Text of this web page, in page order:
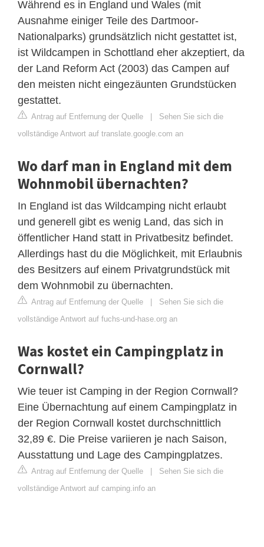
Während es in England und Wales (mit
Ausnahme einiger Teile des Dartmoor-
Nationalparks) grundsätzlich nicht gestattet ist,
ist Wildcampen in Schottland eher akzeptiert, da
der Land Reform Act (2003) das Campen auf
den meisten nicht eingezäunten Grundstücken
gestattet.
Antrag auf Entfernung der Quelle | Sehen Sie sich die
vollständige Antwort auf translate.google.com an
Wo darf man in England mit dem
Wohnmobil übernachten?
In England ist das Wildcamping nicht erlaubt
und generell gibt es wenig Land, das sich in
öffentlicher Hand statt in Privatbesitz befindet.
Allerdings hast du die Möglichkeit, mit Erlaubnis
des Besitzers auf einem Privatgrundstück mit
dem Wohnmobil zu übernachten.
Antrag auf Entfernung der Quelle | Sehen Sie sich die
vollständige Antwort auf fuchs-und-hase.org an
Was kostet ein Campingplatz in
Cornwall?
Wie teuer ist Camping in der Region Cornwall?
Eine Übernachtung auf einem Campingplatz in
der Region Cornwall kostet durchschnittlich
32,89 €. Die Preise variieren je nach Saison,
Ausstattung und Lage des Campingplatzes.
Antrag auf Entfernung der Quelle | Sehen Sie sich die
vollständige Antwort auf camping.info an